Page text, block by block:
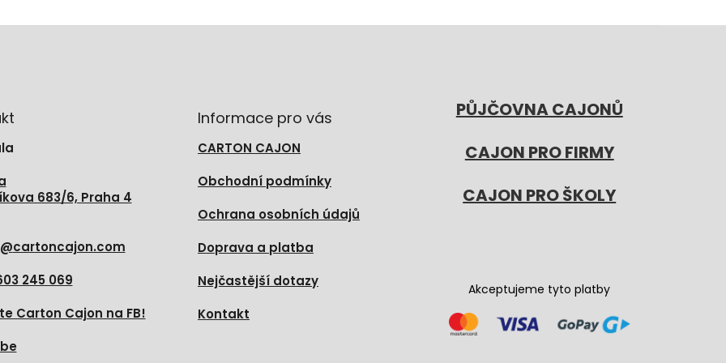
683/6, Praha 4
@cartoncajon.com
245 069
Carton Cajon na FB!
Informace pro vás
CARTON CAJON
Obchodní podmínky
Ochrana osobních údajů
Doprava a platba
Nejčastější dotazy
Kontakt
PŮJČOVNA CAJONŮ
CAJON PRO FIRMY
CAJON PRO ŠKOLY
Akceptujeme tyto platby